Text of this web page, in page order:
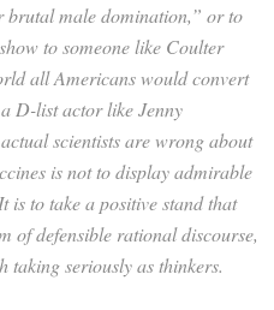
brutal male domination,” or to
to someone like Coulter
all Americans would convert
D-list actor like Jenny
scientists are wrong about
is not to display admirable
is to take a positive stand that
of defensible rational discourse,
taking seriously as thinkers.